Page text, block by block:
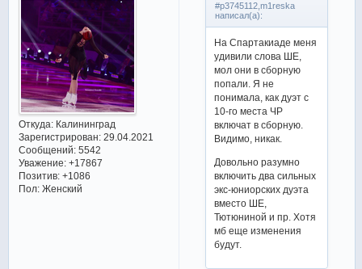
Откуда:Калининград
Зарегистрирован: 29.04.2021
Сообщений:5542
Уважение: +17867
Позитив: +1086
Пол:Женский
#p3745112,m1reska
написал(а):
На Спартакиаде меня
удивили слова ШЕ,
мол они в сборную
попали. Я не
понимала, как дуэт с
10-го места ЧР
включат в сборную.
Видимо, никак.
Довольно разумно
включить два сильных
экс-юниорских дуэта
вместо ШЕ,
Тютюниной и пр. Хотя
мб еще изменения
будут.